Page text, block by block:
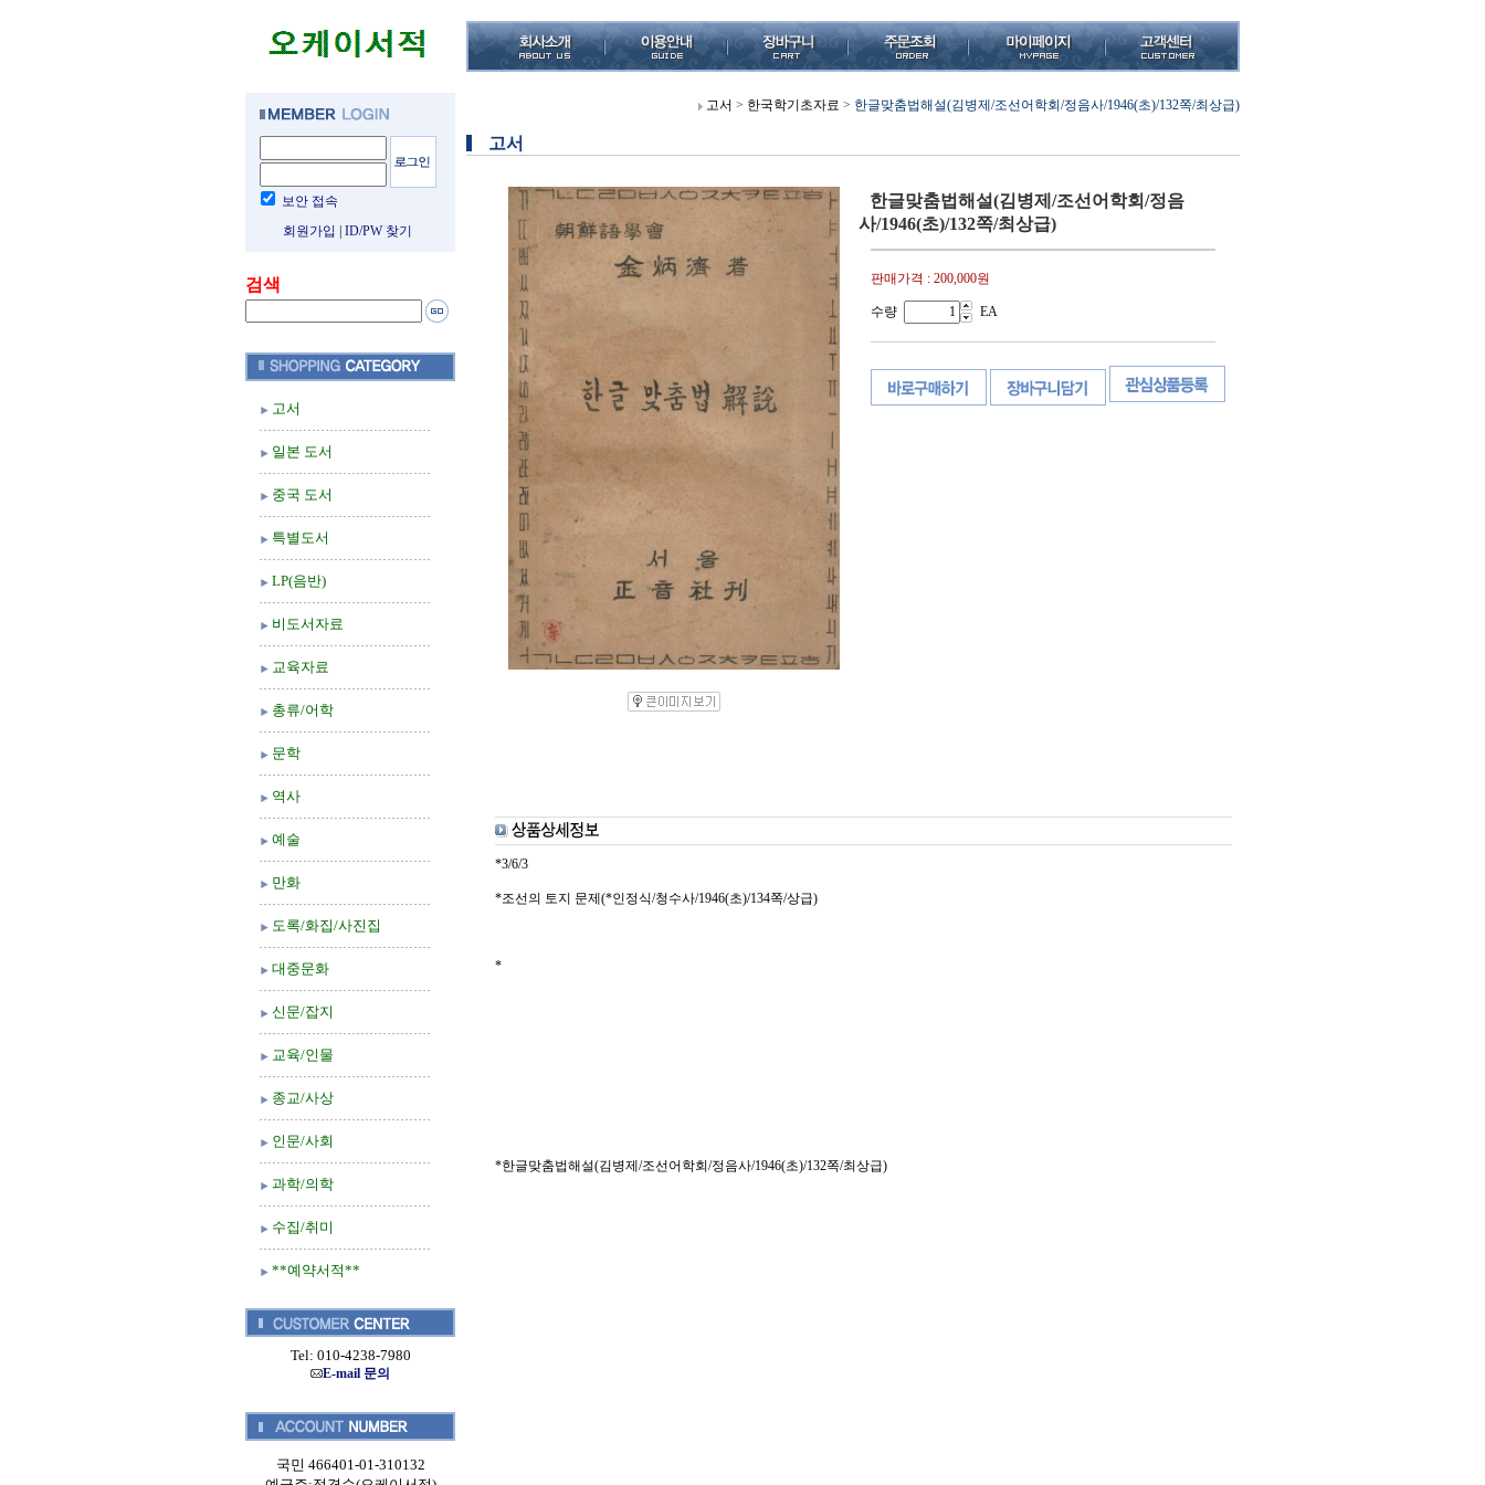
보안 접속
회원가입
ID/PW 찾기
검색
고서
일본 도서
중국 도서
특별도서
LP(음반)
비도서자료
교육자료
총류/어학
문학
역사
예술
만화
도록/화집/사진집
대중문화
신문/잡지
교육/인물
종교/사상
인문/사회
과학/의학
수집/취미
**예약서적**
Tel: 010-4238-7980
E-mail 문의
국민 466401-01-310132
고서 > 한국학기초자료 > 한글맞춤법해설(김병제/조선어학회/정음사/1946(초)/132쪽/최상급)
고서
한글맞춤법해설(김병제/조선어학회/정음
사/1946(초)/132쪽/최상급)
판매가격 : 200,000원
수량 EA
*3/6/3
*조선의 토지 문제(*인정식/청수사/1946(초)/134쪽/상급)
*
*한글맞춤법해설(김병제/조선어학회/정음사/1946(초)/132쪽/최상급)